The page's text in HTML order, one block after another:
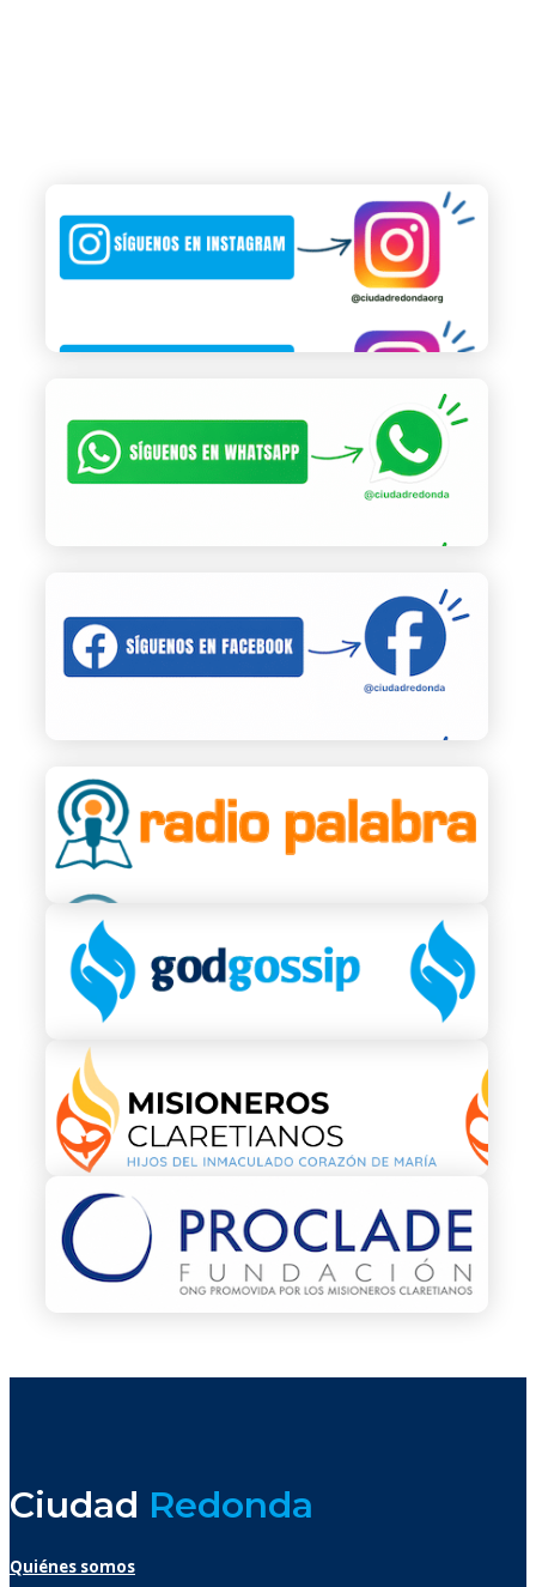
Ciudad Redonda
Quiénes somos